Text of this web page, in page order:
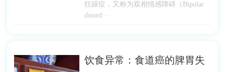
狂躁症，又称为双相情感障碍（Bipolar
disord···
饮食异常：食道癌的脾胃失